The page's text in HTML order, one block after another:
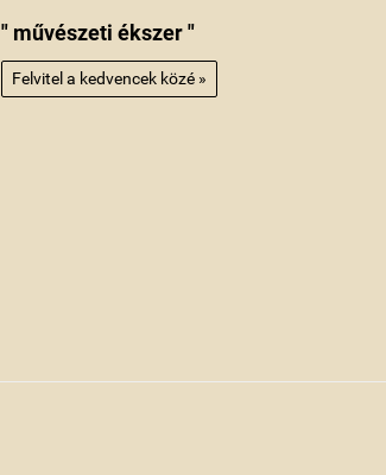
" művészeti ékszer "
Felvitel a kedvencek közé »